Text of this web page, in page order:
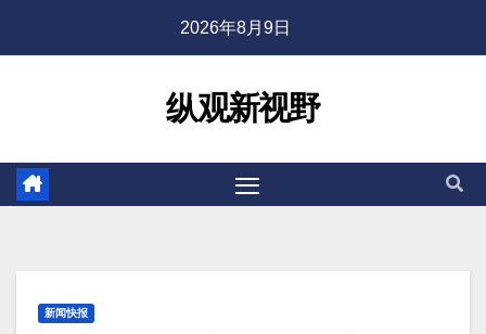
2026年8月9日
纵观新视野
新闻快报